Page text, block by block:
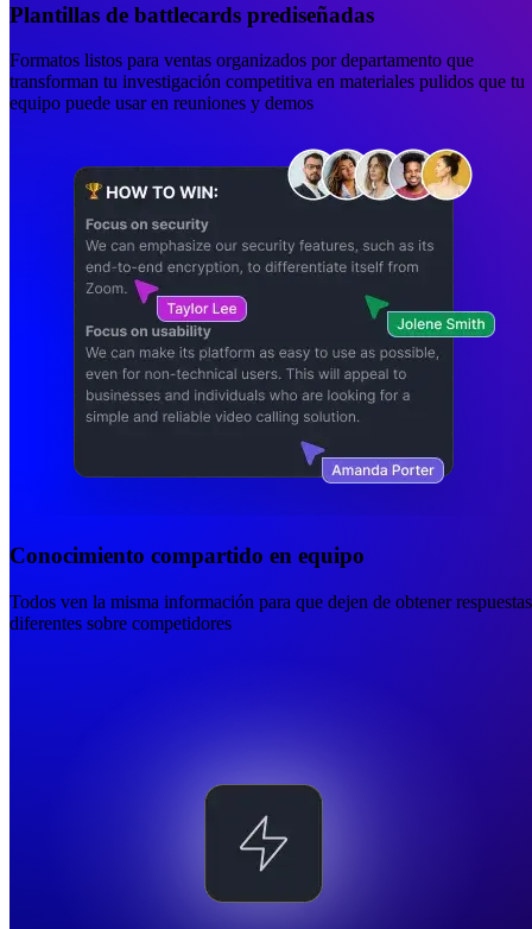
Plantillas de battlecards prediseñadas
Formatos listos para ventas organizados por departamento que
transforman tu investigación competitiva en materiales pulidos que tu
equipo puede usar en reuniones y demos
Conocimiento compartido en equipo
Todos ven la misma información para que dejen de obtener respuestas
diferentes sobre competidores